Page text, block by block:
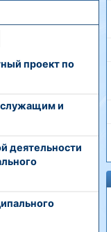
проект по
и
деятельности